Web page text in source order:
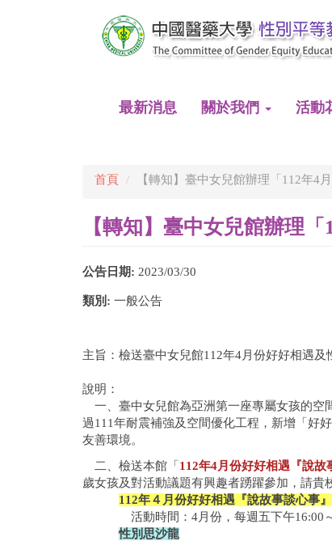
最新消息 關於我們 活動
首頁 【轉知】臺中女兒館辦理「112年4
【轉知】臺中女兒館辦理
公告日期: 2023/03/30
類別: 一般公告
主旨：檢送臺中女兒館112年4月份好好相遇及
說明：
一、臺中女兒館為亞洲第一座專屬女孩的空
過111年耐震補強及空間優化工程，新增「好
友善環境。
二、檢送本館「112年4月份好好相遇『說故
歲女孩及對活動議題有興趣者踴躍參加，請貴
112年４月份好好相遇『說故事談心事』
活動時間：4月份，每週五下午16:00～
性別思沙龍